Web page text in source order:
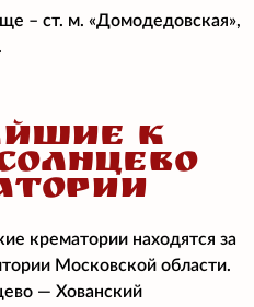
– ст. м. «Домодедовская»,
К
крематории находятся за
Московской области.
— Хованский